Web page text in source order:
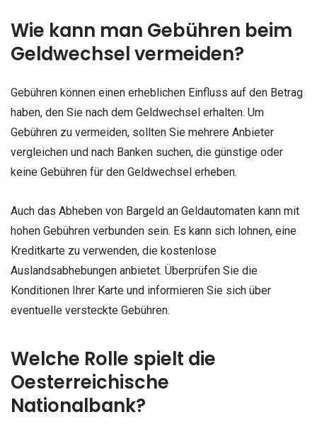
Wie kann man Gebühren beim
Geldwechsel vermeiden?
Gebühren können einen erheblichen Einfluss auf den Betrag
haben, den Sie nach dem Geldwechsel erhalten. Um
Gebühren zu vermeiden, sollten Sie mehrere Anbieter
vergleichen und nach Banken suchen, die günstige oder
keine Gebühren für den Geldwechsel erheben.
Auch das Abheben von Bargeld an Geldautomaten kann mit
hohen Gebühren verbunden sein. Es kann sich lohnen, eine
Kreditkarte zu verwenden, die kostenlose
Auslandsabhebungen anbietet. Überprüfen Sie die
Konditionen Ihrer Karte und informieren Sie sich über
eventuelle versteckte Gebühren.
Welche Rolle spielt die
Oesterreichische
Nationalbank?